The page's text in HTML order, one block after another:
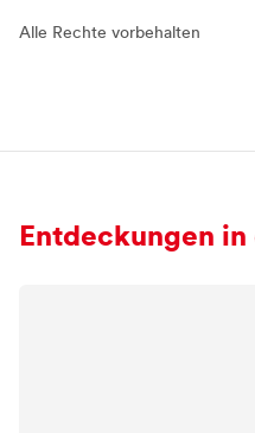
Alle Rechte vorbehalten
Entdeckungen in